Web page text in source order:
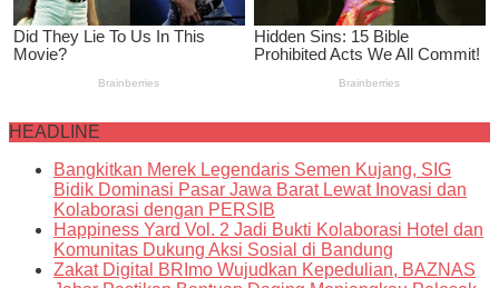
HEADLINE
Bangkitkan Merek Legendaris Semen Kujang, SIG
Bidik Dominasi Pasar Jawa Barat Lewat Inovasi dan
Kolaborasi dengan PERSIB
Happiness Yard Vol. 2 Jadi Bukti Kolaborasi Hotel dan
Komunitas Dukung Aksi Sosial di Bandung
Zakat Digital BRImo Wujudkan Kepedulian, BAZNAS